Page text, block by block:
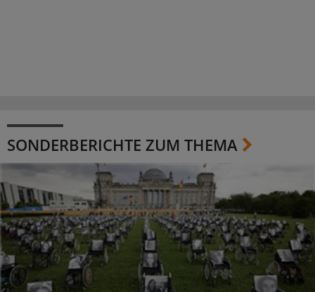
SONDERBERICHTE ZUM THEMA